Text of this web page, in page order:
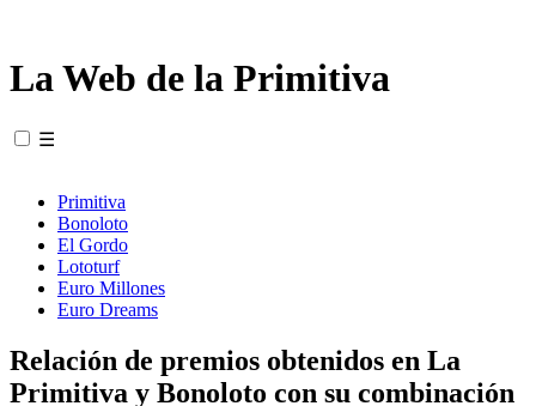
La Web de la Primitiva
☰
Primitiva
Bonoloto
El Gordo
Lototurf
Euro Millones
Euro Dreams
Relación de premios obtenidos en La
Primitiva y Bonoloto con su combinación